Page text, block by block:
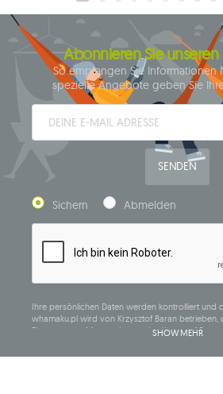
Abonnieren Sie
So empfangen Sie Informationen
spezielle Angebote geben Sie
SENDEN
Sichern Abmelden
Ihre persönlichen Daten werden kontrolliert und
whamaku.pl wird von Krzysztof Baran betrieben,
Firmennamen Mouton Interactive Krzysztof Baran
SHOW MEHR